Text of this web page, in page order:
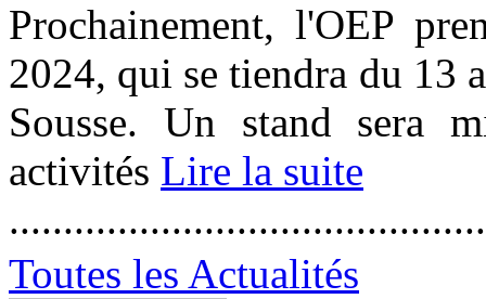
Prochainement, l'OEP
2024, qui se tiendra du 13
Sousse. Un stand sera
activités Lire la suite
Toutes les Actualités